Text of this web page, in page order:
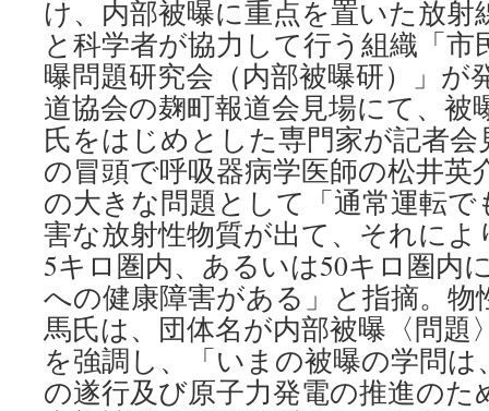
け、内部被曝に重点を置いた放射
と科学者が協力して行う組織「市
曝問題研究会（内部被曝研）」が
道協会の麹町報道会見場にて、被
氏をはじめとした専門家が記者
の冒頭で呼吸器病学医師の松井英
の大きな問題として「通常運転
害な放射性物質が出て、それによ
5キロ圏内、あるいは50キロ圏内
への健康障害がある」と指摘。物
馬氏は、団体名が内部被曝〈問題
を強調し、「いまの被曝の学問
の遂行及び原子力発電の推進の